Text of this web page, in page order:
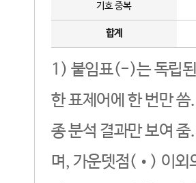
기호 중복
합계
1) 붙임표(-)는 독립된
한 표제어에 한 번만
종 분석 결과만 보여
며, 가운뎃점(•) 이외